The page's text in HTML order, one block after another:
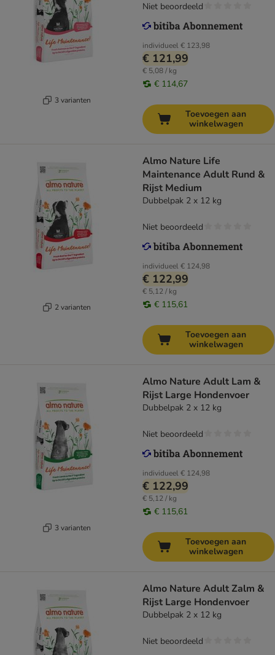
3 varianten
individueel€ 123,98
€ 121,99
€ 5,08 / kg
€ 114,67
Niet beoordeeld
Toevoegen aan
winkelwagen
2 varianten
Almo Nature Life
Maintenance Adult Rund &
Rijst Medium
Dubbelpak 2 x 12 kg
individueel€ 124,98
€ 122,99
€ 5,12 / kg
€ 115,61
Niet beoordeeld
Toevoegen aan
winkelwagen
3 varianten
Almo Nature Adult Lam &
Rijst Large Hondenvoer
Dubbelpak 2 x 12 kg
individueel€ 124,98
€ 122,99
€ 5,12 / kg
€ 115,61
Niet beoordeeld
Toevoegen aan
winkelwagen
Almo Nature Adult Zalm &
Rijst Large Hondenvoer
Dubbelpak 2 x 12 kg
Niet beoordeeld